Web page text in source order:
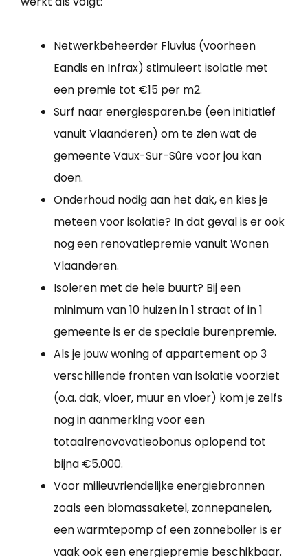
Netwerkbeheerder Fluvius (voorheen
Eandis en Infrax) stimuleert isolatie met
een premie tot €15 per m2.
Surf naar energiesparen.be (een initiatief
vanuit Vlaanderen) om te zien wat de
gemeente Vaux-Sur-Sûre voor jou kan
doen.
Onderhoud nodig aan het dak, en kies je
meteen voor isolatie? In dat geval is er ook
nog een renovatiepremie vanuit Wonen
Vlaanderen.
Isoleren met de hele buurt? Bij een
minimum van 10 huizen in 1 straat of in 1
gemeente is er de speciale burenpremie.
Als je jouw woning of appartement op 3
verschillende fronten van isolatie voorziet
(o.a. dak, vloer, muur en vloer) kom je zelfs
nog in aanmerking voor een
totaalrenovovatieobonus oplopend tot
bijna €5.000.
Voor milieuvriendelijke energiebronnen
zoals een biomassaketel, zonnepanelen,
een warmtepomp of een zonneboiler is er
vaak ook een energiepremie beschikbaar.